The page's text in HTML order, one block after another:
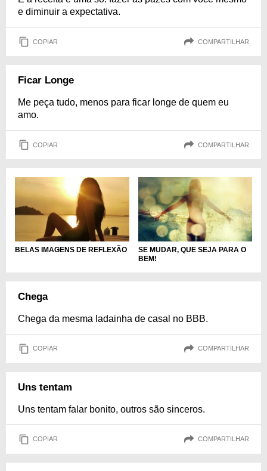
e diminuir a expectativa.
COPIAR COMPARTILHAR
Ficar Longe
Me peça tudo, menos para ficar longe de quem eu
amo.
COPIAR COMPARTILHAR
BELAS IMAGENS DE REFLEXÃO
SE MUDAR, QUE SEJA PARA O
BEM!
Chega
Chega da mesma ladainha de casal no BBB.
COPIAR COMPARTILHAR
Uns tentam
Uns tentam falar bonito, outros são sinceros.
COPIAR COMPARTILHAR